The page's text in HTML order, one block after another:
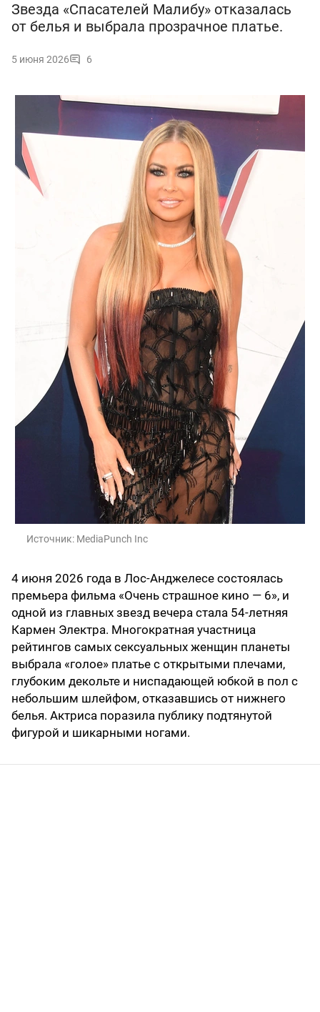
Звезда «Спасателей Малибу» отказалась
от белья и выбрала прозрачное платье.
5 июня 2026 6
Источник: MediaPunch Inc
4 июня 2026 года в Лос-Анджелесе состоялась
премьера фильма «Очень страшное кино — 6», и
одной из главных звезд вечера стала 54-летняя
Кармен Электра. Многократная участница
рейтингов самых сексуальных женщин планеты
выбрала «голое» платье с открытыми плечами,
глубоким декольте и ниспадающей юбкой в пол с
небольшим шлейфом, отказавшись от нижнего
белья. Актриса поразила публику подтянутой
фигурой и шикарными ногами.